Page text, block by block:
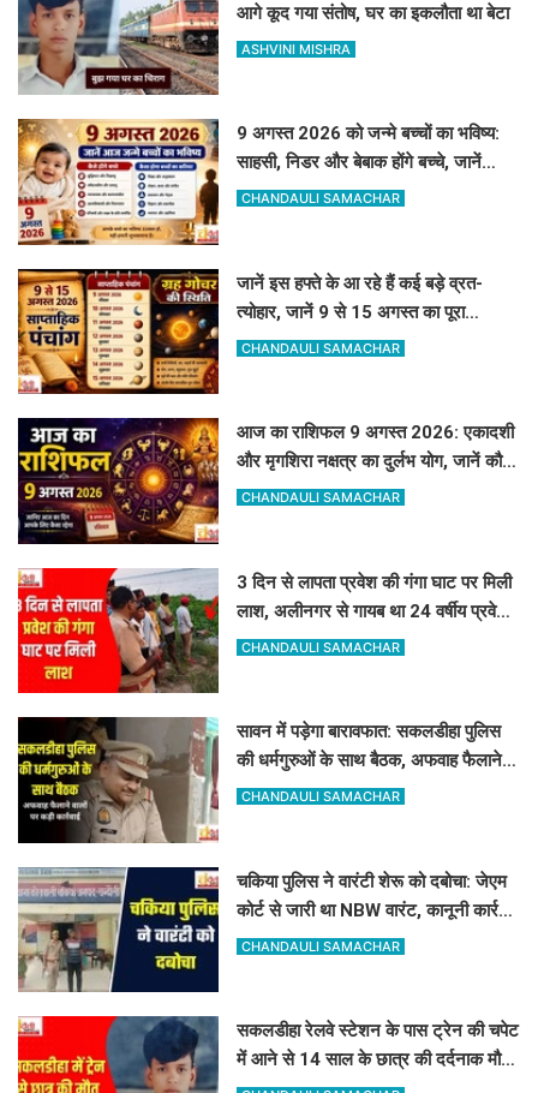
आगे कूद गया संतोष, घर का इकलौता था बेटा
ASHVINI MISHRA
9 अगस्त 2026 को जन्मे बच्चों का भविष्य:
साहसी, निडर और बेबाक होंगे बच्चे, जानें
करियर और स्वभाव
CHANDAULI SAMACHAR
जानें इस हफ्ते के आ रहे हैं कई बड़े व्रत-
त्योहार, जानें 9 से 15 अगस्त का पूरा
साप्ताहिक पंचांग
CHANDAULI SAMACHAR
आज का राशिफल 9 अगस्त 2026: एकादशी
और मृगशिरा नक्षत्र का दुर्लभ योग, जानें कौन
सी राशियां होंगी मालामाल
CHANDAULI SAMACHAR
3 दिन से लापता प्रवेश की गंगा घाट पर मिली
लाश, अलीनगर से गायब था 24 वर्षीय प्रवेश
कुमार
CHANDAULI SAMACHAR
सावन में पड़ेगा बारावफात: सकलडीहा पुलिस
की धर्मगुरुओं के साथ बैठक, अफवाह फैलाने
वालों को चेतावनी
CHANDAULI SAMACHAR
चकिया पुलिस ने वारंटी शेरू को दबोचा: जेएम
कोर्ट से जारी था NBW वारंट, कानूनी कार्रवाई
शुरू
CHANDAULI SAMACHAR
सकलडीहा रेलवे स्टेशन के पास ट्रेन की चपेट
में आने से 14 साल के छात्र की दर्दनाक मौत,
स्कूल बैग से हुई पहचान